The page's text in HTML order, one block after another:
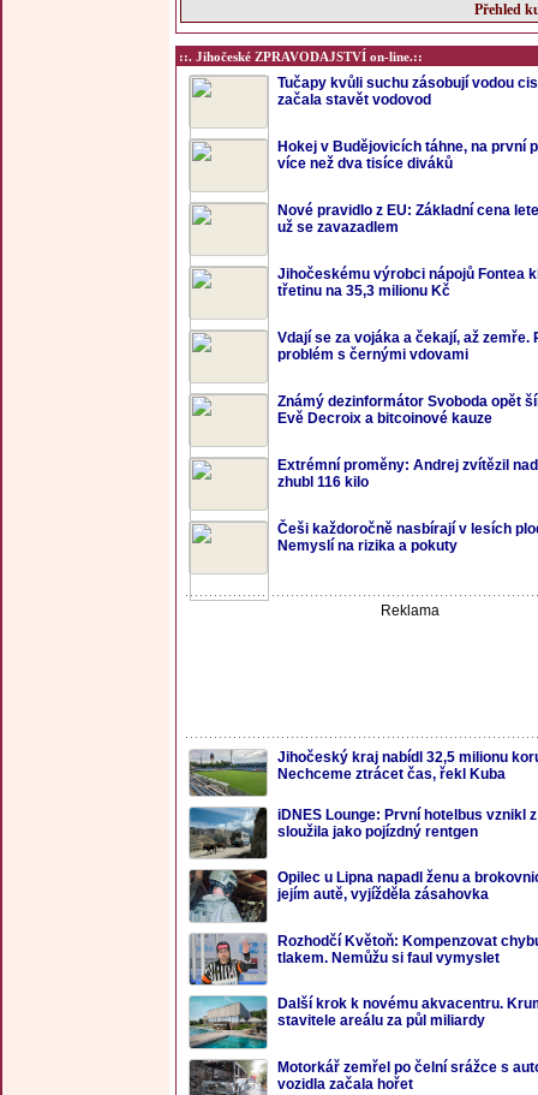
Přehled
::. Jihočeské ZPRAVODAJSTVÍ on-line.::
Tučapy kvůli suchu zásobují vodou
začala stavět vodovod
Hokej v Budějovicích táhne, na první
více než dva tisíce diváků
Nové pravidlo z EU: Základní cena
už se zavazadlem
Jihočeskému výrobci nápojů Fontea
třetinu na 35,3 milionu Kč
Vdají se za vojáka a čekají, až zemře.
problém s černými vdovami
Známý dezinformátor Svoboda opět
Evě Decroix a bitcoinové kauze
Extrémní proměny: Andrej zvítězil
zhubl 116 kilo
Češi každoročně nasbírají v lesích
Nemyslí na rizika a pokuty
Reklama
Jihočeský kraj nabídl 32,5 milionu
Nechceme ztrácet čas, řekl Kuba
iDNES Lounge: První hotelbus vznikl
sloužila jako pojízdný rentgen
Opilec u Lipna napadl ženu a
jejím autě, vyjížděla zásahovka
Rozhodčí Květoň: Kompenzovat
tlakem. Nemůžu si faul vymyslet
Další krok k novému akvacentru.
stavitele areálu za půl miliardy
Motorkář zemřel po čelní srážce s
vozidla začala hořet